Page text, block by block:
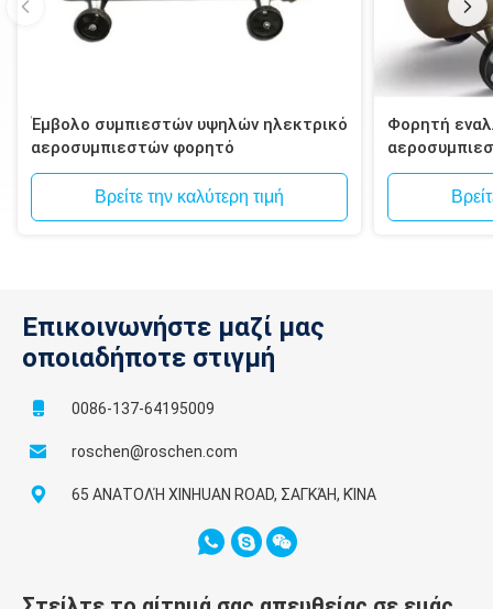
Έμβολο συμπιεστών υψηλών ηλεκτρικό
αεροσυμπιεστών φορητό
Βρείτε την καλύτερη τιμή
Φορητή
Επικοινωνήστε μαζί μας
οποιαδήποτε στιγμή
0086-137-64195009
roschen@roschen.com
65 ΑΝΑΤΟΛΉ XINHUAN ROAD, ΣΑΓΚΆΗ, ΚΊΝΑ